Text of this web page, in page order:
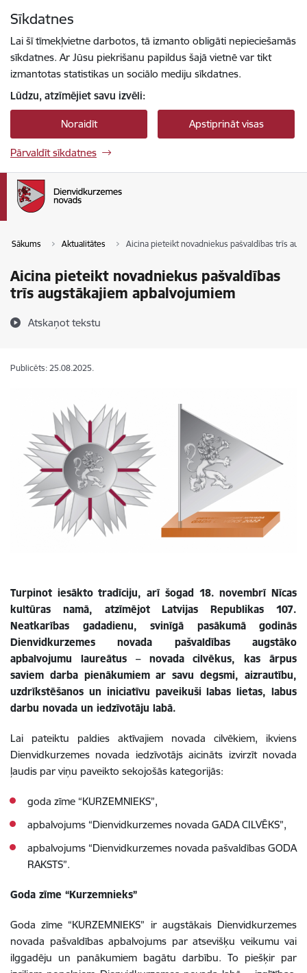
Sīkdatnes
Lai šī tīmekļvietne darbotos, tā izmanto obligāti nepieciešamās
sīkdatnes. Ar Jūsu piekrišanu papildus šajā vietnē var tikt
izmantotas statistikas un sociālo mediju sīkdatnes.
Lūdzu, atzīmējiet savu izvēli:
Noraidīt Apstiprināt visas
Pārvaldīt sīkdatnes
Sākums Aktualitātes Aicina pieteikt novadniekus pašvaldības trīs
Aicina pieteikt novadniekus pašvaldības
trīs augstākajiem apbalvojumiem
Atskaņot tekstu
Publicēts: 25.08.2025.
Turpinot iesākto tradīciju, arī šogad 18. novembrī Nīcas
kultūras namā, atzīmējot Latvijas Republikas 107.
Neatkarības gadadienu, svinīgā pasākumā godinās
Dienvidkurzemes novada pašvaldības augstāko
apbalvojumu laureātus – novada cilvēkus, kas ārpus
saviem darba pienākumiem ar savu degsmi, aizrautību,
uzdrīkstēšanos un iniciatīvu paveikuši labas lietas, labus
darbu novada un iedzīvotāju labā.
Lai pateiktu paldies aktīvajiem novada cilvēkiem, ikviens
Dienvidkurzemes novada iedzīvotājs aicināts izvirzīt novada
ļaudis par viņu paveikto sekojošās kategorijās:
goda zīme “KURZEMNIEKS”,
apbalvojums “Dienvidkurzemes novada GADA CILVĒKS”,
apbalvojums “Dienvidkurzemes novada pašvaldības GODA
RAKSTS”.
Goda zīme “Kurzemnieks”
Goda zīme “KURZEMNIEKS” ir augstākais Dienvidkurzemes
novada pašvaldības apbalvojums par atsevišķu veikumu vai
ilggadēju un panākumiem bagātu darbību. To piešķir par